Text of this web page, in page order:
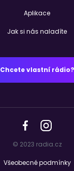
Aplikace
Jak si nás naladíte
Chcete vlastní rádio?
© 2023 radia.cz
Všeobecné podmínky